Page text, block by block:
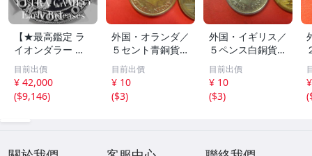
【★最高鑑定 ラ
イオンダラー ★4
00周年記念】201
7 オランダ 発行
初年 銀貨 純銀 シ
ルバー 1オンス P
目前出價
¥ 42,000
($9,146)
外国・オランダ／
５セント青銅貨：
ユリアナ女王（1
980年） 26080
5
目前出價
¥ 10
($3)
外国・イギリス／
５ペンス白銅貨
（2000年） 260
723
目前出價
¥ 10
($3)
(